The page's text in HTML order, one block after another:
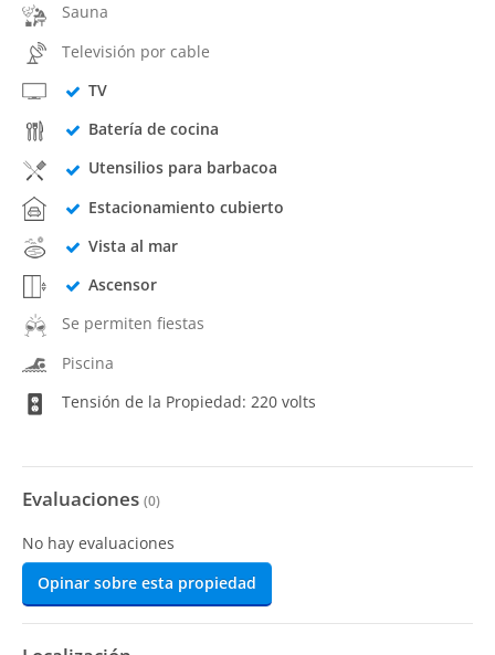
Sauna
Televisión por cable
TV
Batería de cocina
Utensilios para barbacoa
Estacionamiento cubierto
Vista al mar
Ascensor
Se permiten fiestas
Piscina
Tensión de la Propiedad: 220 volts
Evaluaciones (0)
No hay evaluaciones
Opinar sobre esta propiedad